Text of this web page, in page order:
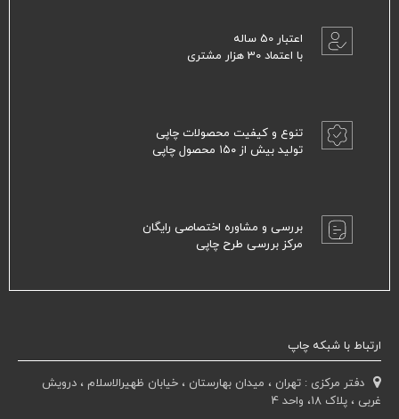
اعتبار 50 ساله
با اعتماد 30 هزار مشتری
تنوع و کیفیت محصولات چاپی
تولید بیش از ۱۵۰ محصول چاپی
بررسی و مشاوره اختصاصی رایگان
مرکز بررسی طرح چاپی
ارتباط با شبکه چاپ
دفتر مرکزی : تهران ، میدان بهارستان ، خیابان ظهیرالاسلام ، درویش
غربی ، پلاک 18، واحد 4